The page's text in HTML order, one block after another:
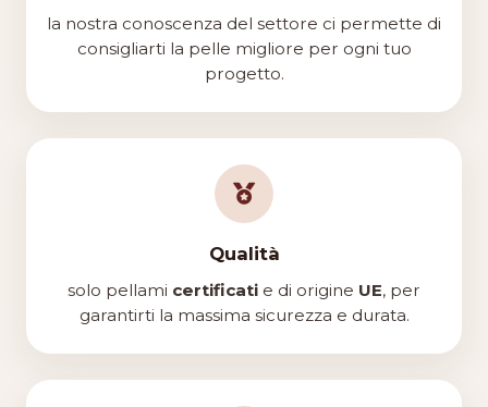
la nostra conoscenza del settore ci permette di
consigliarti la pelle migliore per ogni tuo
progetto.
Qualità
solo pellami certificati e di origine UE, per
garantirti la massima sicurezza e durata.